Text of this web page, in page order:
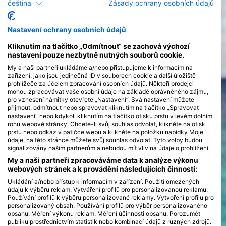
se můžete setkat s mantami, Fidži, kde budete obdivovat
jedny z nejbarevnějších útesů, Polynésie se 118 ostrovy k
prozkoumání, Palau vynikající místo pro ekologické
dobrodružství, Guam s historickými vraky lodí a Marshallovy
ostrovy. Určitě si v programu vyhraďte dostatek času na
návštěvu Velké bílé zdi, Černé magické hory a zátoky Kimbe.
Během svého dobrodružství se můžete setkat se žraloky
kladivouny, přátelskými delfíny, tuleni, napoleonskými
pyskouny, tuňáky a hejny soltýnovitých ryb.
čeština Zásady ochrany osobních údajů
Nastavení ochrany osobních údajů
Kliknutím na tlačítko „Odmítnout“ se zachová výchozí
nastavení pouze nezbytně nutných souborů cookie.
My a naši partneři ukládáme a/nebo přistupujeme k informacím na
zařízení, jako jsou jedinečná ID v souborech cookie a další úložiště
prohlížeče za účelem zpracování osobních údajů. Někteří prodejci
mohou zpracovávat vaše osobní údaje na základě oprávněného zájmu,
pro vznesení námitky otevřete „Nastavení“. Svá nastavení můžete
přijmout, odmítnout nebo spravovat kliknutím na tlačítko „Spravovat
nastavení“ nebo kdykoli kliknutím na tlačítko otisku prstu v levém dolním
rohu webové stránky. Chcete-li svůj souhlas odvolat, klikněte na otisk
prstu nebo odkaz v patičce webu a klikněte na položku nabídky Moje
údaje, na této stránce můžete svůj souhlas odvolat. Tyto volby budou
signalizovány našim partnerům a nebudou mít vliv na údaje o prohlížení.
My a naši partneři zpracováváme data k analýze výkonu
webových stránek a k provádění následujících činností:
Ukládání a/nebo přístup k informacím v zařízení. Použití omezených
údajů k výběru reklam. Vytváření profilů pro personalizovanou reklamu.
Používání profilů k výběru personalizované reklamy. Vytvoření profilu pro
personalizovaný obsah. Používání profilů pro výběr personalizovaného
obsahu. Měření výkonu reklam. Měření účinnosti obsahu. Porozumět
publiku prostřednictvím statistik nebo kombinací údajů z různých zdrojů.